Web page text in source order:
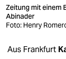
veranstaltungen
shop
fragen & hilfe
Zeitung mit einem
Abinader
Foto: Henry
Aus Frankfurt